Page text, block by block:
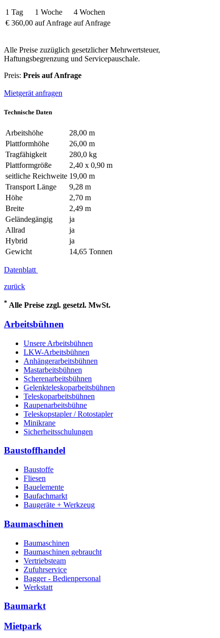
1 Tag 1 Woche
4 Wochen
€ 360,00 auf Anfrage auf Anfrage
Alle Preise zuzüglich gesetzlicher Mehrwertsteuer,
Haftungsbegrenzung und Servicepauschale.
Preis: Preis auf Anfrage
Mietgerät anfragen
Technische Daten
Arbeitshöhe
28,00 m
Plattformhöhe
26,00 m
Tragfähigkeit
280,0 kg
Plattformgröße
2,40 x 0,90 m
seitliche Reichweite 19,00 m
Transport Länge
9,28 m
Höhe
2,70 m
Breite
2,49 m
Geländegängig
ja
Allrad
ja
Hybrid
ja
Gewicht
14,65 Tonnen
Datenblatt
zurück
* Alle Preise zzgl. gesetzl. MwSt.
Arbeitsbühnen
Unsere Arbeitsbühnen
LKW-Arbeitsbühnen
Anhängerarbeitsbühnen
Mastarbeitsbühnen
Scherenarbeitsbühnen
Gelenkteleskoparbeitsbühnen
Teleskoparbeitsbühnen
Raupenarbeitsbühne
Teleskopstapler / Rotostapler
Minikrane
Sicherheitsschulungen
Baustoffhandel
Baustoffe
Fliesen
Bauelemente
Baufachmarkt
Baugeräte + Werkzeug
Baumaschinen
Baumaschinen
Baumaschinen gebraucht
Vertriebsteam
Zufuhrservice
Bagger - Bedienpersonal
Werkstatt
Baumarkt
Mietpark